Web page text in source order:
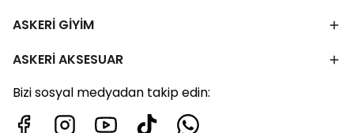
ASKERİ GİYİM
ASKERİ AKSESUAR
Bizi sosyal medyadan takip edin: